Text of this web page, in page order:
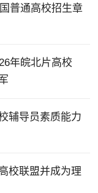
普通高校招生章
年皖北片高校
辅导员素质能力
校联盟并成为理